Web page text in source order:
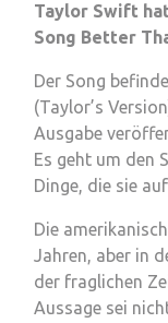
Taylor Swift
Song Better
Der Song
(Taylor’s
Ausgabe
Es geht um den
Dinge, die sie
Die
Jahren, aber in
der fraglichen
Aussage sei